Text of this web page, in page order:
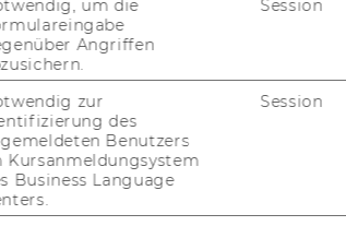
'realities'
um die
Angriffen
Session
zur
des
Benutzers
Kursanmeldungsystem
Business Language
Session